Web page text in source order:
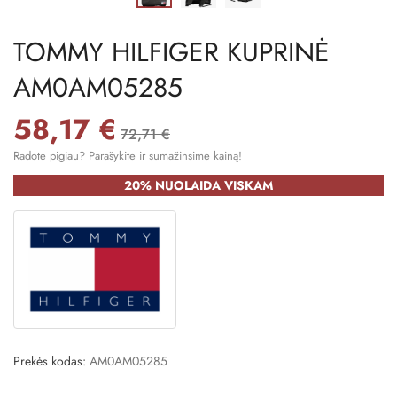
TOMMY HILFIGER KUPRINĖ
AM0AM05285
58,17 € 72,71 €
Radote pigiau? Parašykite ir sumažinsime kainą!
20% NUOLAIDA VISKAM
Prekės kodas: AM0AM05285